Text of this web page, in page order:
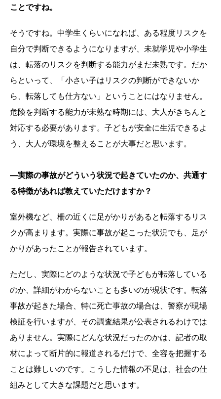
ことですね。
そうですね。中学生くらいになれば、ある程度リスクを
自分で判断できるようになりますが、未就学児や小学生
は、転落のリスクを判断する能力がまだ未熟です。だか
らといって、「小さい子はリスクの判断ができないか
ら、転落しても仕方ない」ということにはなりません。
危険を判断する能力が未熟な時期には、大人がきちんと
対応する必要があります。子どもが安全に生活できるよ
う、大人が環境を整えることが大事だと思います。
―実際の事故がどういう状況で起きていたのか、共通す
る特徴があれば教えていただけますか？
室外機など、柵の近くに足がかりがあると転落するリス
クが高まります。実際に事故が起こった状況でも、足が
かりがあったことが報告されています。
ただし、実際にどのような状況で子どもが転落している
のか、詳細がわからないことも多いのが現状です。転落
事故が起きた場合、特に死亡事故の場合は、警察が現場
検証を行いますが、その調査結果が公表されるわけでは
ありません。実際にどんな状況だったのかは、記者の取
材によって断片的に報道されるだけで、全容を把握する
ことは難しいのです。こうした情報の不足は、社会の仕
組みとして大きな課題だと思います。